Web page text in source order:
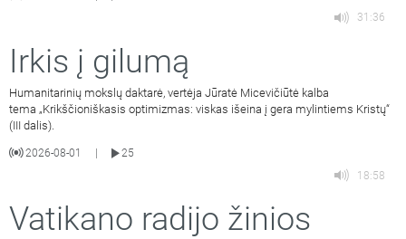
31:36
Irkis į gilumą
Humanitarinių mokslų daktarė, vertėja Jūratė Micevičiūtė kalba
tema „Krikščioniškasis optimizmas: viskas išeina į gera mylintiems Kristų“
(III dalis).
2026-08-01
25
18:58
Vatikano radijo žinios